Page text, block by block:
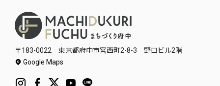
〒183-0022 東京都府中市宮西町2-8-3 野口ビル2階
Google Maps